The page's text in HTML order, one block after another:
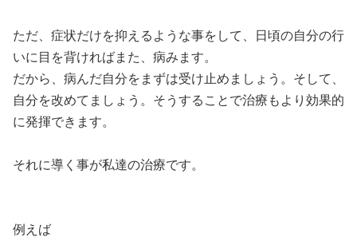
ただ、症状だけを抑えるような事をして、日頃の自分の行
いに目を背ければまた、病みます。
だから、病んだ自分をまずは受け止めましょう。そして、
自分を改めてましょう。そうすることで治療もより効果的
に発揮できます。
それに導く事が私達の治療です。
例えば